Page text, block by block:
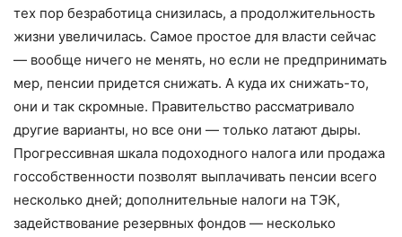
тех пор безработица снизилась, а продолжительность
жизни увеличилась. Самое простое для власти сейчас
— вообще ничего не менять, но если не предпринимать
мер, пенсии придется снижать. А куда их снижать-то,
они и так скромные. Правительство рассматривало
другие варианты, но все они — только латают дыры.
Прогрессивная шкала подоходного налога или продажа
госсобственности позволят выплачивать пенсии всего
несколько дней; дополнительные налоги на ТЭК,
задействование резервных фондов — несколько